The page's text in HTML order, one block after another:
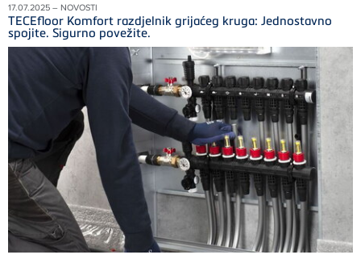
17.07.2025 – NOVOSTI
TECEfloor Komfort razdjelnik grijaćeg kruga: Jednostavno
spojite. Sigurno povežite.